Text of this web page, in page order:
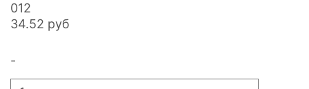
012
34.52 руб
-